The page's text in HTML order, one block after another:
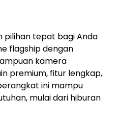
pilihan tepat bagi Anda
flagship dengan
kamera
premium, fitur lengkap,
ini mampu
mulai dari hiburan